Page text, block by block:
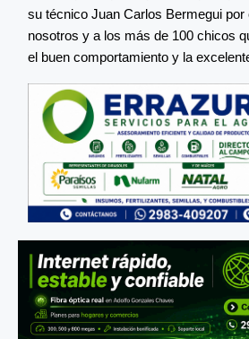
su técnico Juan Carlos Bermegui por
nosotros y a los más de 100 chicos
el buen comportamiento y la